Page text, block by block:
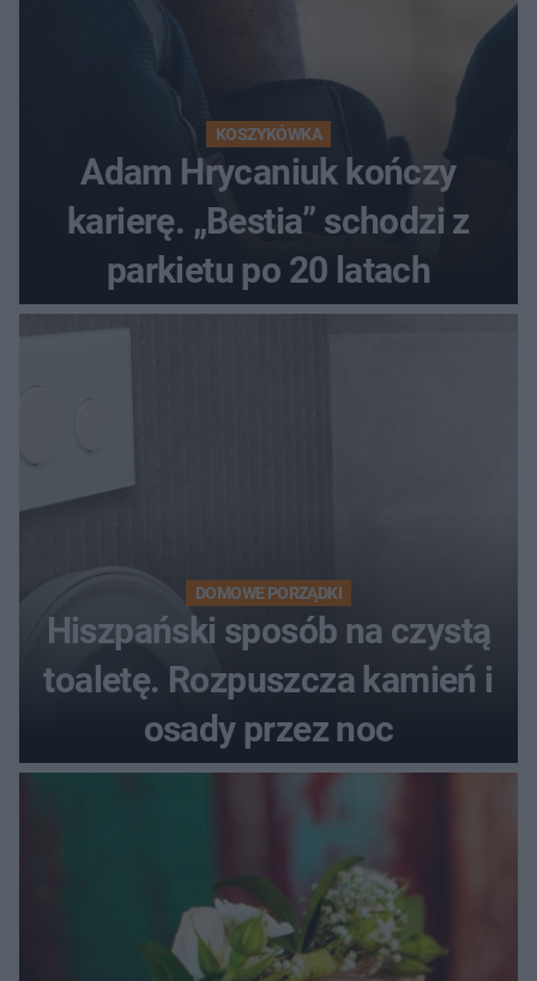
KOSZYKÓWKA
Adam Hrycaniuk kończy
karierę. „Bestia” schodzi z
parkietu po 20 latach
DOMOWE PORZĄDKI
Hiszpański sposób na czystą
toaletę. Rozpuszcza kamień i
osady przez noc